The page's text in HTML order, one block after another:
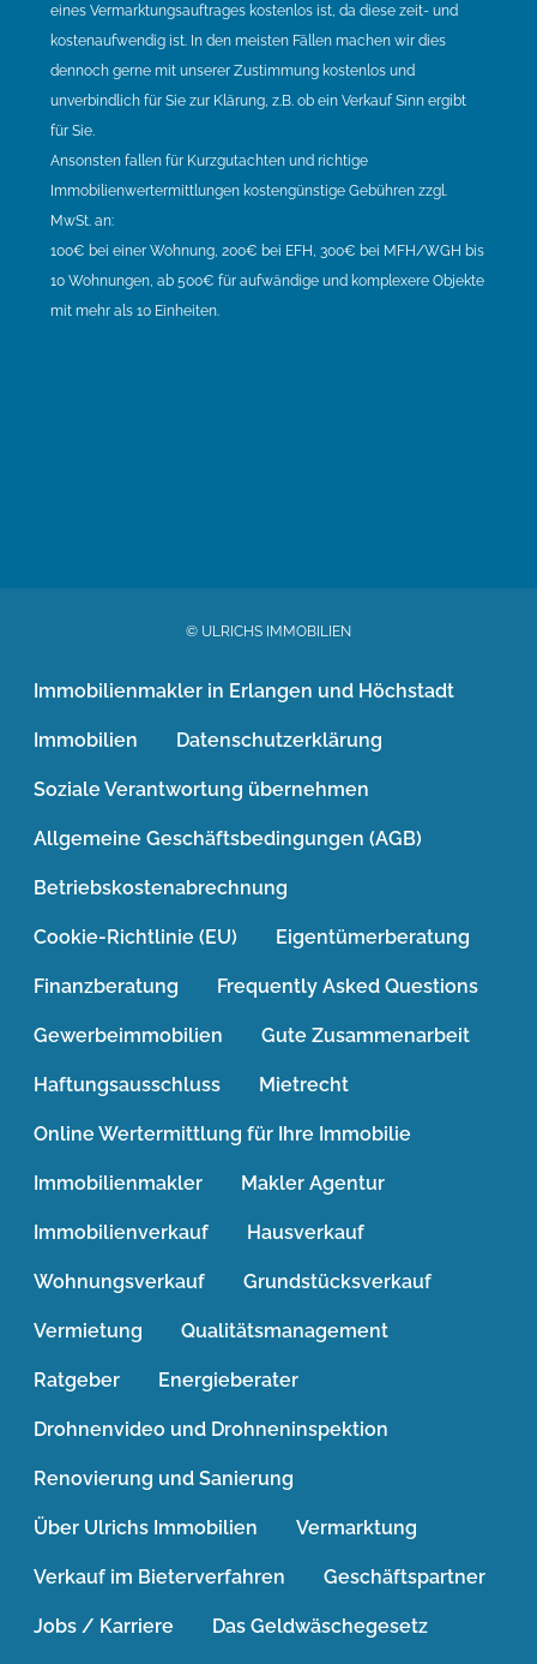
eines Vermarktungsauftrages kostenlos ist, da diese zeit- und
kostenaufwendig ist. In den meisten Fällen machen wir dies
dennoch gerne mit unserer Zustimmung kostenlos und
unverbindlich für Sie zur Klärung, z.B. ob ein Verkauf Sinn ergibt
für Sie.
Ansonsten fallen für Kurzgutachten und richtige
Immobilienwertermittlungen kostengünstige Gebühren zzgl.
MwSt. an:
100€ bei einer Wohnung, 200€ bei EFH, 300€ bei MFH/WGH bis
10 Wohnungen, ab 500€ für aufwändige und komplexere Objekte
mit mehr als 10 Einheiten.
© ULRICHS IMMOBILIEN
Immobilienmakler in Erlangen und Höchstadt
Immobilien Datenschutzerklärung
Soziale Verantwortung übernehmen
Allgemeine Geschäftsbedingungen (AGB)
Betriebskostenabrechnung
Cookie-Richtlinie (EU) Eigentümerberatung
Finanzberatung Frequently Asked Questions
Gewerbeimmobilien Gute Zusammenarbeit
Haftungsausschluss Mietrecht
Online Wertermittlung für Ihre Immobilie
Immobilienmakler Makler Agentur
Immobilienverkauf Hausverkauf
Wohnungsverkauf Grundstücksverkauf
Vermietung Qualitätsmanagement
Ratgeber Energieberater
Drohnenvideo und Drohneninspektion
Renovierung und Sanierung
Über Ulrichs Immobilien Vermarktung
Verkauf im Bieterverfahren Geschäftspartner
Jobs / Karriere Das Geldwäschegesetz